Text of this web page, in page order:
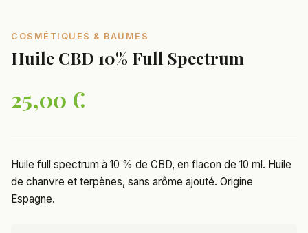
COSMÉTIQUES & BAUMES
Huile CBD 10% Full Spectrum
25,00 €
Huile full spectrum à 10 % de CBD, en flacon de 10 ml. Huile
de chanvre et terpènes, sans arôme ajouté. Origine
Espagne.